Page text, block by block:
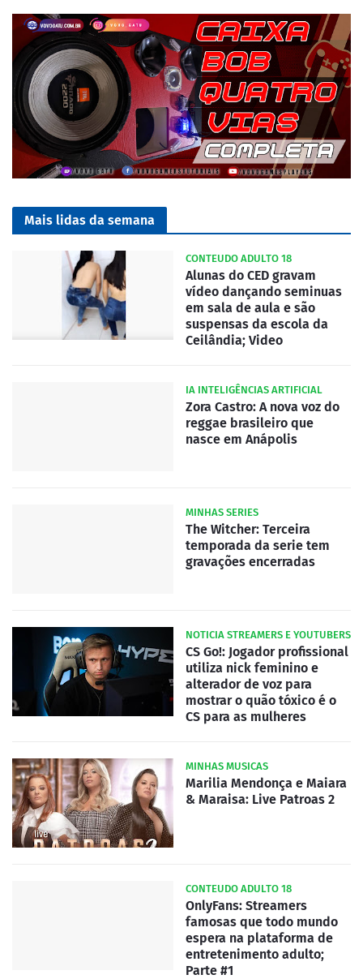
Mais lidas da semana
CONTEUDO ADULTO 18
Alunas do CED gravam
vídeo dançando seminuas
em sala de aula e são
suspensas da escola da
Ceilândia; Video
IA INTELIGÊNCIAS ARTIFICIAL
Zora Castro: A nova voz do
reggae brasileiro que
nasce em Anápolis
MINHAS SERIES
The Witcher: Terceira
temporada da serie tem
gravações encerradas
NOTICIA STREAMERS E YOUTUBERS
CS Go!: Jogador profissional
utiliza nick feminino e
alterador de voz para
mostrar o quão tóxico é o
CS para as mulheres
MINHAS MUSICAS
Marilia Mendonça e Maiara
& Maraisa: Live Patroas 2
CONTEUDO ADULTO 18
OnlyFans: Streamers
famosas que todo mundo
espera na plataforma de
entretenimento adulto;
Parte #1